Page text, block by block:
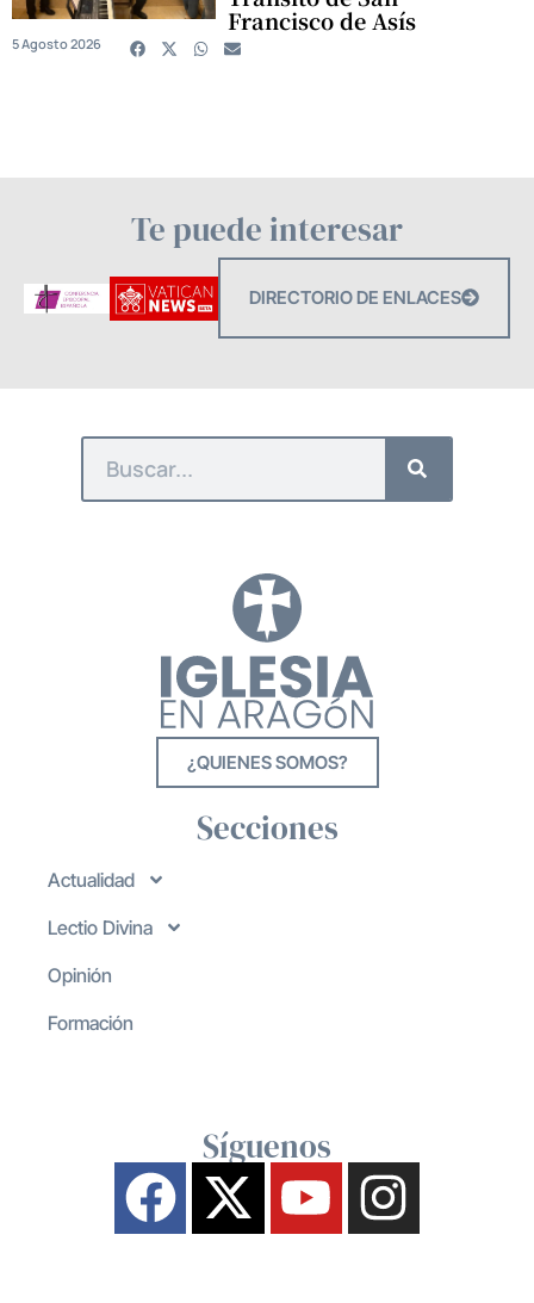
Francisco de Asís
5 Agosto 2026
Te puede interesar
DIRECTORIO DE ENLACES
¿QUIENES SOMOS?
Secciones
Actualidad
Lectio Divina
Opinión
Formación
Síguenos